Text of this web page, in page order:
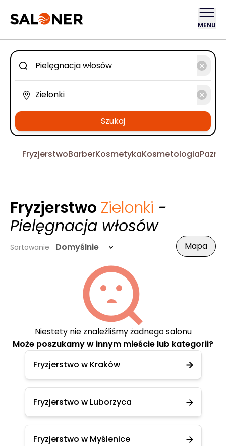
MENU
Szukaj
FryzjerstwoBarberKosmetykaKosmetologia
Fryzjerstwo Zielonki -
Pielęgnacja włosów
Sortowanie Domyślnie Mapa
Niestety nie znaleźliśmy żadnego salonu
Może poszukamy w innym mieście lub kategorii?
Fryzjerstwo w Kraków
Fryzjerstwo w Luborzyca
Fryzjerstwo w Myślenice